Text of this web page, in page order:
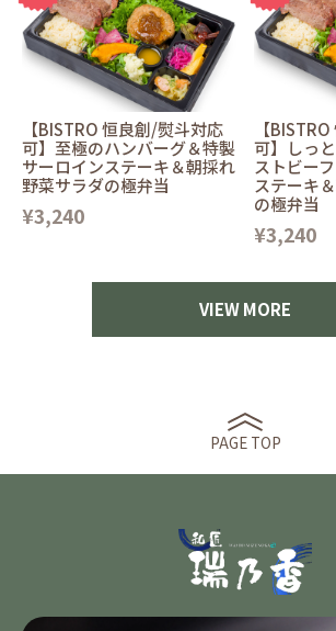
【BISTRO 恒良創/熨斗対応
可】至極のハンバーグ＆特製
サーロインステーキ＆朝採れ
野菜サラダの極弁当
¥3,240
【
可】しっ
ストビー
ステーキ
の極弁当
¥3,240
VIEW MORE
PAGE TOP